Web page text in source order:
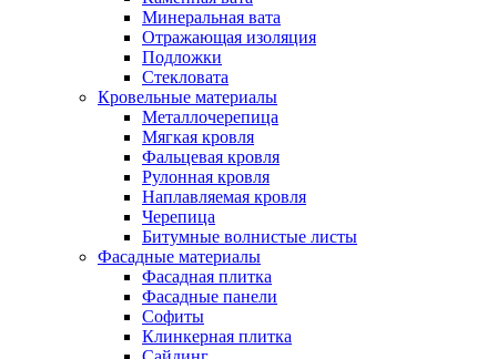
Минеральная вата
Отражающая изоляция
Подложки
Стекловата
Кровельные материалы
Металлочерепица
Мягкая кровля
Фальцевая кровля
Рулонная кровля
Наплавляемая кровля
Черепица
Битумные волнистые листы
Фасадные материалы
Фасадная плитка
Фасадные панели
Софиты
Клинкерная плитка